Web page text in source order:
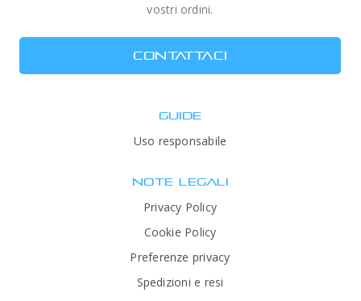
vostri ordini.
CONTATTACI
GUIDE
Uso responsabile
NOTE LEGALI
Privacy Policy
Cookie Policy
Preferenze privacy
Spedizioni e resi